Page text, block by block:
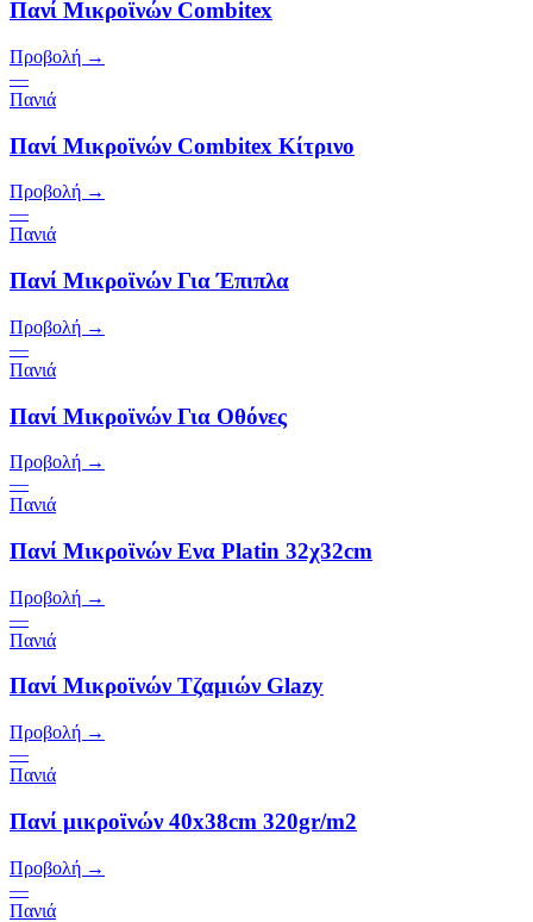
Πανί Μικροϊνών Combitex
Προβολή →
—
Πανιά
Πανί Μικροϊνών Combitex Κίτρινο
Προβολή →
—
Πανιά
Πανί Μικροϊνών Για Έπιπλα
Προβολή →
—
Πανιά
Πανί Μικροϊνών Για Οθόνες
Προβολή →
—
Πανιά
Πανί Μικροϊνών Ενα Platin 32χ32cm
Προβολή →
—
Πανιά
Πανί Μικροϊνών Τζαμιών Glazy
Προβολή →
—
Πανιά
Πανί μικροϊνών 40x38cm 320gr/m2
Προβολή →
—
Πανιά